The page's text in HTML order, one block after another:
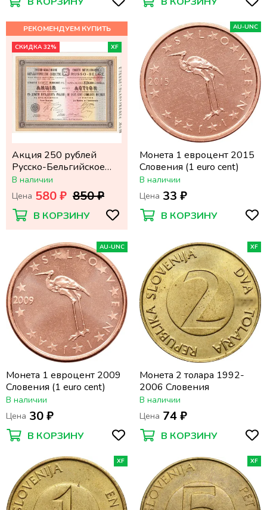
СКИДКА 32% XF
Акция 250 рублей
Русско-Бельгийское
металлургическое
общество 1900 года
В наличии
Цена 580 ₽ 850 ₽
В КОРЗИНУ
AU-UNC
Монета 1 евроцент 2015
Словения (1 euro cent)
В наличии
Цена 33 ₽
В КОРЗИНУ
AU-UNC
Монета 1 евроцент 2009
Словения (1 euro cent)
В наличии
Цена 30 ₽
В КОРЗИНУ
XF
Монета 2 толара 1992-
2006 Словения
В наличии
Цена 74 ₽
В КОРЗИНУ
XF XF